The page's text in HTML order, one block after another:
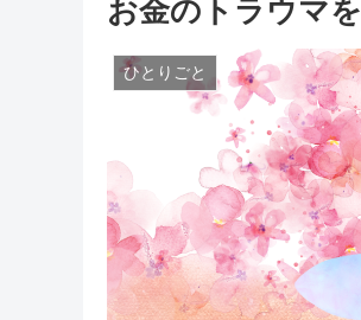
お金のトラウマ
ひとりごと